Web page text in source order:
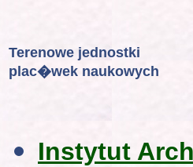
Terenowe jednostki
plac�wek naukowych
Instytut